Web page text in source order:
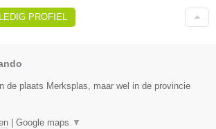
PROFIEL
de plaats Merksplas, maar wel in de provincie
Google maps ▼